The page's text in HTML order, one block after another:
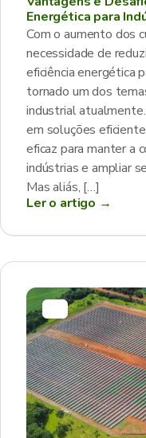
Energética para
Com o aumento dos
necessidade de
eficiência energética
tornado um dos
industrial
em soluções
eficaz para manter a
indústrias e ampliar
Mas aliás, […]
Ler o artigo →